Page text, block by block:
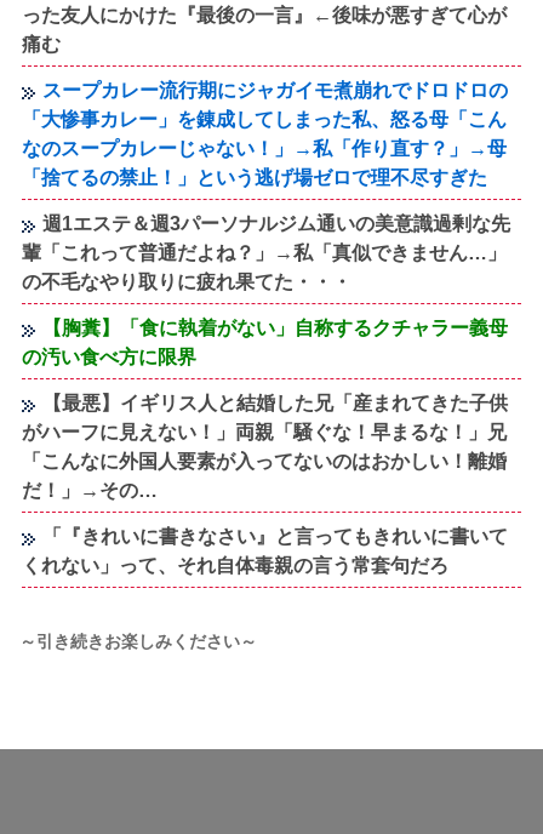
った友人にかけた『最後の一言』←後味が悪すぎて心が
痛む
スープカレー流行期にジャガイモ煮崩れでドロドロの
「大惨事カレー」を錬成してしまった私、怒る母「こん
なのスープカレーじゃない！」→私「作り直す？」→母
「捨てるの禁止！」という逃げ場ゼロで理不尽すぎた
週1エステ＆週3パーソナルジム通いの美意識過剰な先
輩「これって普通だよね？」→私「真似できません…」
の不毛なやり取りに疲れ果てた・・・
【胸糞】「食に執着がない」自称するクチャラー義母
の汚い食べ方に限界
【最悪】イギリス人と結婚した兄「産まれてきた子供
がハーフに見えない！」両親「騒ぐな！早まるな！」兄
「こんなに外国人要素が入ってないのはおかしい！離婚
だ！」→その…
「『きれいに書きなさい』と言ってもきれいに書いて
くれない」って、それ自体毒親の言う常套句だろ
～引き続きお楽しみください～